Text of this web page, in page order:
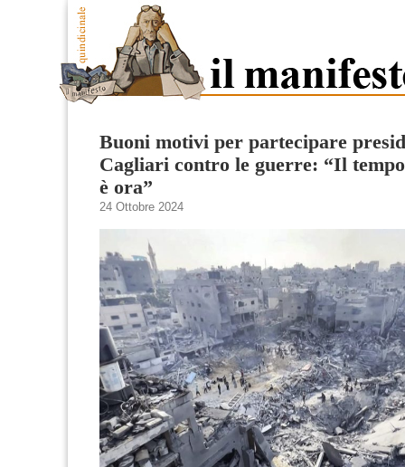
Buoni motivi per partecipare
Cagliari contro le guerre: “Il
è ora”
24 Ottobre 2024